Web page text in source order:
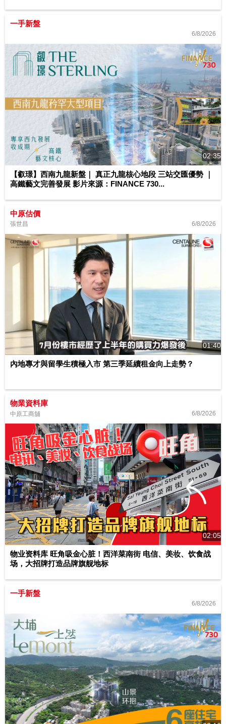
一手新盤
6/8/2026
02:35
【叡璟】西南九龍新盤｜ 真正九龍核心地段 三站交匯優勢 ｜
高鐵藝文完善發展 影片來源：FINANCE 730...
中原估價
張世昌 6/8/2026
01:40
內地專才與留學生積極入市 第三季延續租金向上走勢？
物業資料庫
中原工商舖 6/8/2026
02:05
物业资料库 旺角吸金心脏！西洋菜南街 电信、美妆、饮食战
场，大招牌打造品牌旗舰地标
一手新盤
6/8/2026